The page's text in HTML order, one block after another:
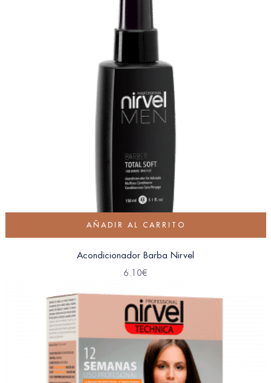
AÑADIR AL CARRITO
Acondicionador Barba Nirvel
6.10€